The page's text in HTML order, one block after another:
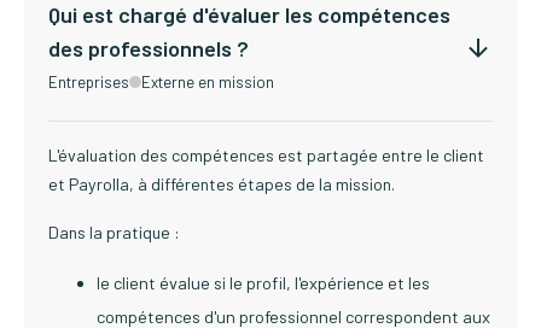
Qui est chargé d'évaluer les compétences
des professionnels ?
Entreprises Externe en mission
L'évaluation des compétences est partagée entre le client
et Payrolla, à différentes étapes de la mission.
Dans la pratique :
le client évalue si le profil, l'expérience et les
compétences d'un professionnel correspondent aux